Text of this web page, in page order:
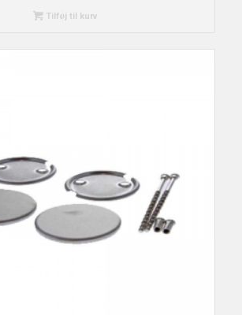
Tilføj til kurv